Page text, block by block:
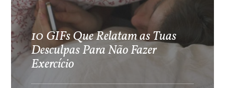
10 GIFs Que Relatam as Tuas
Desculpas Para Não Fazer
Exercício